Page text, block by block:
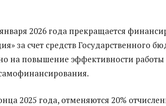
января 2026 года прекращается
за счет средств Государственного
на повышение эффективности работы
2025 года, отменяются 20%